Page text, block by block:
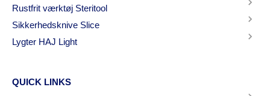
Rustfrit værktøj Steritool
Sikkerhedsknive Slice
Lygter HAJ Light
QUICK LINKS